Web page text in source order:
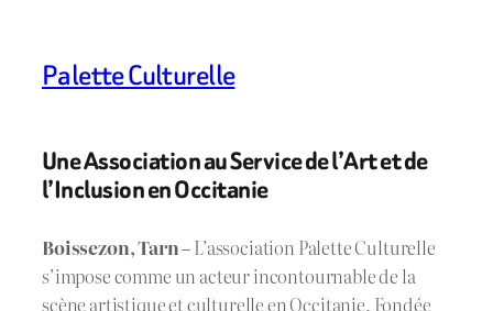
Palette Culturelle
Une Association au Service de l’Art et de
l’Inclusion en Occitanie
Boissezon, Tarn –L’association Palette Culturelle
s’impose comme un acteur incontournable de la
scène artistique et culturelle en Occitanie. Fondée